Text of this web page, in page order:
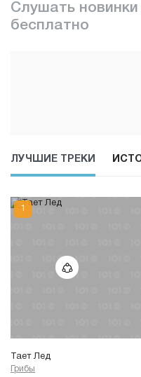
Слушать
бесплатно
ЛУЧШИЕ ТРЕКИ
Тает Лед
Грибы